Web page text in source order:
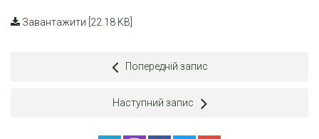
Завантажити [22.18 KB]
Попередній запис
Наступний запис